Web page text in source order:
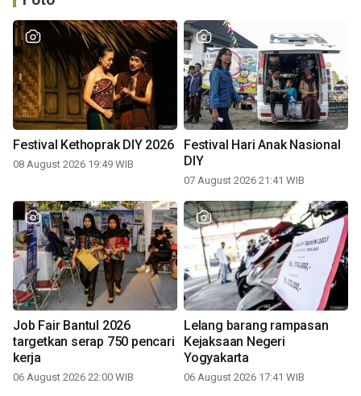
Festival Kethoprak DIY 2026
08 August 2026 19:49 WIB
Festival Hari Anak Nasional
DIY
07 August 2026 21:41 WIB
Job Fair Bantul 2026
targetkan serap 750 pencari
kerja
06 August 2026 22:00 WIB
Lelang barang rampasan
Kejaksaan Negeri
Yogyakarta
06 August 2026 17:41 WIB